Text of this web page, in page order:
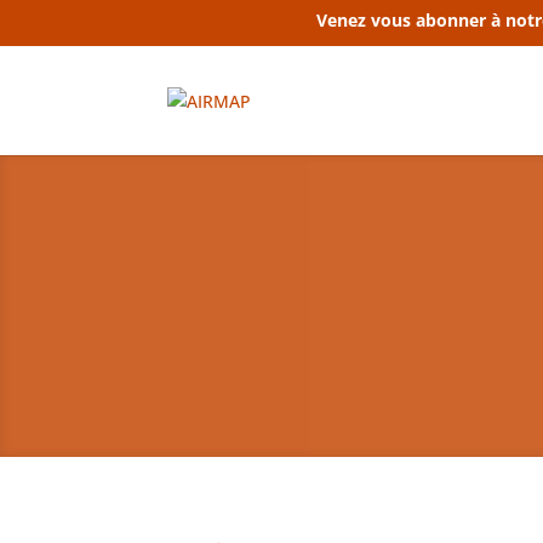
Venez vous abonner à